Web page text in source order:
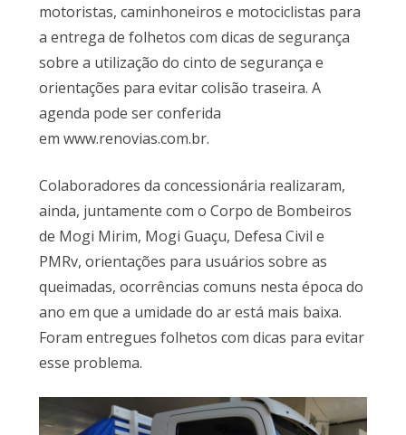
motoristas, caminhoneiros e motociclistas para
a entrega de folhetos com dicas de segurança
sobre a utilização do cinto de segurança e
orientações para evitar colisão traseira. A
agenda pode ser conferida
em www.renovias.com.br.
Colaboradores da concessionária realizaram,
ainda, juntamente com o Corpo de Bombeiros
de Mogi Mirim, Mogi Guaçu, Defesa Civil e
PMRv, orientações para usuários sobre as
queimadas, ocorrências comuns nesta época do
ano em que a umidade do ar está mais baixa.
Foram entregues folhetos com dicas para evitar
esse problema.